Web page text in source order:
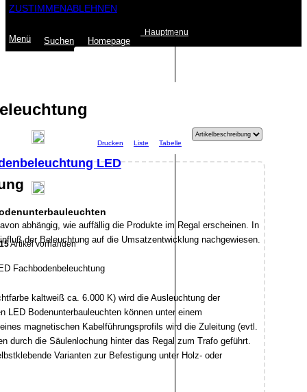
ZUSTIMMENABLEHNEN
Menü Suchen Homepage
Hauptmenu
LED
15Artikel vorhanden
Drucken Liste Tabelle
abhängig, wie auffällig die Produkte im Regal erscheinen. In
der Beleuchtung auf die Umsatzentwicklung nachgewiesen.
kaltweiß ca. 6.000 K) wird die Ausleuchtung der
LED Bodenunterbauleuchten können unter einem
magnetischen Kabelführungsprofils wird die Zuleitung (evtl.
durch die Säulenlochung hinter das Regal zum Trafo geführt.
Varianten zur Befestigung unter Holz- oder